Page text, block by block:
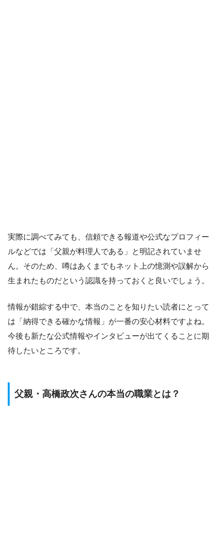
実際に調べてみても、信頼できる報道や公式なプロフィー
ルなどでは「父親が料理人である」と明記されていませ
ん。そのため、噂はあくまでもネット上の憶測や誤解から
生まれたものだという認識を持っておくと良いでしょう。
情報が錯綜する中で、本当のことを知りたい読者にとって
は「納得できる確かな情報」が一番の安心材料ですよね。
今後も新たな公式情報やインタビューが出てくることに期
待したいところです。
父親・高橋政次さんの本当の職業とは？